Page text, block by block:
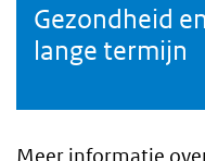
Gezondheid
lange termijn
Meer informatie